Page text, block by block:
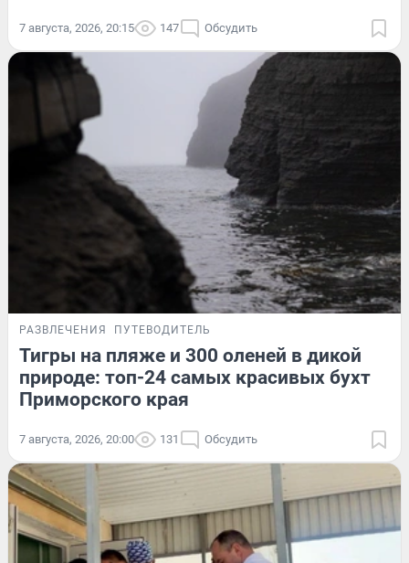
7 августа, 2026, 20:15 147 Обсудить
РАЗВЛЕЧЕНИЯ ПУТЕВОДИТЕЛЬ
Тигры на пляже и 300 оленей в дикой
природе: топ-24 самых красивых бухт
Приморского края
7 августа, 2026, 20:00 131 Обсудить